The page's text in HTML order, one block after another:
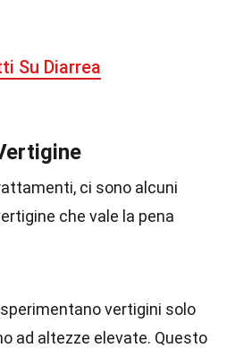
Su Diarrea
ci sono alcuni
che vale la pena
vertigini solo
ad altezze elevate. Questo